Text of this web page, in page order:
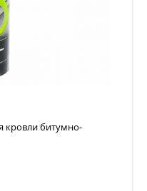
кровли битумно-